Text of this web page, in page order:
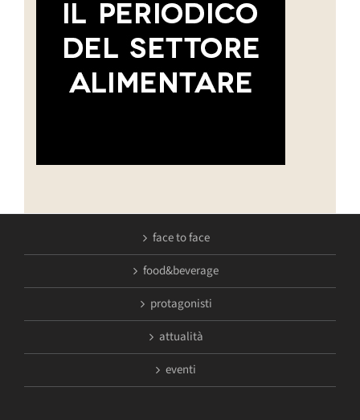
face to face
food&beverage
protagonisti
attualità
eventi